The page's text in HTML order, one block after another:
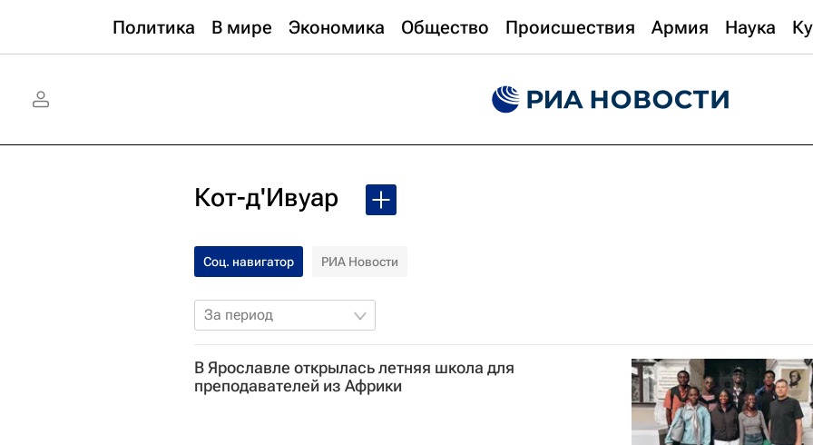
Политика В мире Экономика Общество Происшествия Армия Наука
Кот-д'Ивуар
Соц. навигатор РИА Новости
За период
В Ярославле открылась летняя школа для
преподавателей из Африки